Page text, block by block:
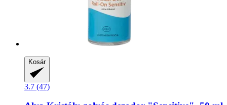
Kosár
3.7 (47)